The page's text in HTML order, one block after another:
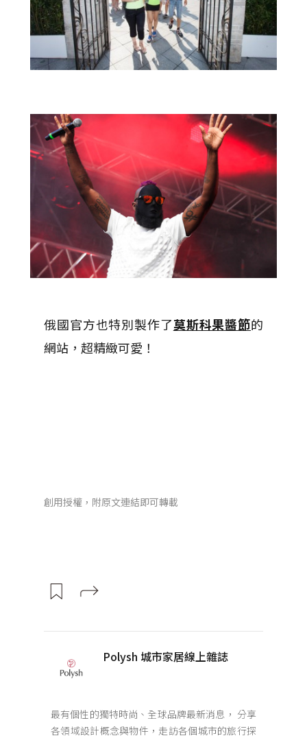
俄國官方也特別製作了莫斯科果醬節的
網站，超精緻可愛！
創用授權，附原文連結即可轉載
Polysh 城市家居線上雜誌
最有個性的獨特時尚、全球品牌最新消息， 分享
各領域設計概念與物件，走訪各個城市的旅行探